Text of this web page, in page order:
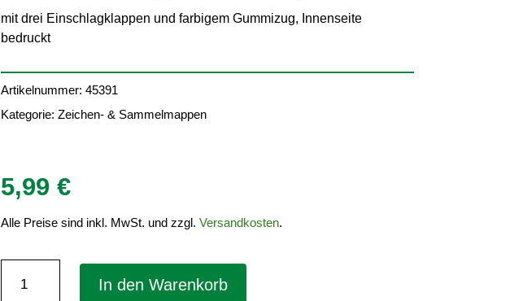
mit drei Einschlagklappen und farbigem Gummizug, Innenseite
bedruckt
Artikelnummer: 45391
Kategorie: Zeichen- & Sammelmappen
5,99 €
Alle Preise sind inkl. MwSt. und zzgl. Versandkosten.
Zeichenmappe
In den Warenkorb